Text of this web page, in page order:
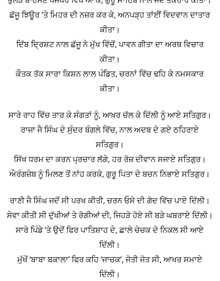
ਛੱਜੂ ਝਿਊਰ ’ਤੇ ਮਿਹਰ ਦੀ ਨਜ਼ਰ ਕਰ ਕੇ, ਅਨਪੜ੍ਹ ਤਾਂਈਂ ਵਿਦਵਾਨ ਦਾਤਾਰ
ਕੀਤਾ।
ਦਿੱਬ ਦ੍ਰਿਸ਼ਟ ਨਾਲ ਛੱਜੂ ਨੇ ਮੁੱਖ ਵਿੱਚੋਂ, ਪਾਵਨ ਗੀਤਾ ਦਾ ਅਰਥ ਵਿਚਾਰ
ਕੀਤਾ।
ਕੌਤਕ ਤੱਕ ਸਾਰਾ ਕਿਸ਼ਨ ਲਾਲ ਪੰਡਿਤ, ਚਰਨਾਂ ਵਿੱਚ ਢਹਿ ਕੇ ਨਮਸਕਾਰ
ਕੀਤਾ।
ਸਾਰੇ ਰਾਹ ਵਿੱਚ ਤਾਰ ਕੇ ਸੰਗਤਾਂ ਨੂੰ, ਆਖ਼ਰ ਚੱਲ ਕੇ ਦਿੱਲੀ ਨੂੰ ਆਏ ਸਤਿਗੁਰ।
ਰਾਜਾ ਜੈ ਸਿੰਘ ਦੇ ਸੁੰਦਰ ਬੰਗਲੇ ਵਿੱਚ, ਨਾਲ ਅਦਬ ਦੇ ਗਏ ਠਹਿਰਾਏ
ਸਤਿਗੁਰ।
ਸਿੱਖ ਧਰਮ ਦਾ ਕਰਨ ਪ੍ਰਚਾਰ ਲੱਗੇ, ਹਰ ਰੋਜ਼ ਦੀਵਾਨ ਸਜਾਏ ਸਤਿਗੁਰ।
ਔਰੰਗਜ਼ੇਬ ਨੂੰ ਮਿਲਣ ਤੋਂ ਨਾਂਹ ਕਰਕੇ, ਗੁਰੂ ਪਿਤਾ ਦੇ ਬਚਨ ਨਿਭਾਏ ਸਤਿਗੁਰ।
ਰਾਣੀ ਜੈ ਸਿੰਘ ਜਦੋਂ ਸੀ ਪਰਖ ਕੀਤੀ, ਚਰਨ ਓਸੇ ਦੀ ਗੋਦ ਵਿੱਚ ਪਾਏ ਦਿੱਲੀ।
ਸੇਵਾ ਕੀਤੀ ਸੀ ਦੁੱਖੀਆਂ ਤੇ ਰੋਗੀਆਂ ਦੀ, ਜਿਹੜੇ ਹੋਏ ਸੀ ਬੜੇ ਘਬਰਾਏ ਦਿੱਲੀ।
ਸਾਰੇ ਪਿੰਡੇ ’ਤੇ ਉਦੋਂ ਫਿਰ ਪਾਤਿਸ਼ਾਹ ਦੇ, ਛਾਲੇ ਚੇਚਕ ਦੇ ਨਿਕਲ ਸੀ ਆਏ
ਦਿੱਲੀ।
ਮੁੱਖੋਂ ‘ਬਾਬਾ ਬਕਾਲਾ’ ਫਿਰ ਕਹਿ ‘ਜਾਚਕ’, ਜੋਤੀ ਜੋਤ ਸੀ, ਆਖਰ ਸਮਾਏ
ਦਿੱਲੀ।